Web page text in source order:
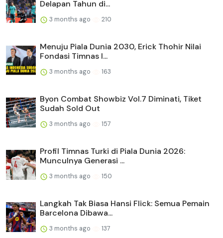
Delapan Tahun di...
3 months ago 210
Menuju Piala Dunia 2030, Erick Thohir Nilai
Fondasi Timnas I...
3 months ago 163
Byon Combat Showbiz Vol.7 Diminati, Tiket
Sudah Sold Out
3 months ago 157
Profil Timnas Turki di Piala Dunia 2026:
Munculnya Generasi ...
3 months ago 150
Langkah Tak Biasa Hansi Flick: Semua Pemain
Barcelona Dibawa...
3 months ago 137